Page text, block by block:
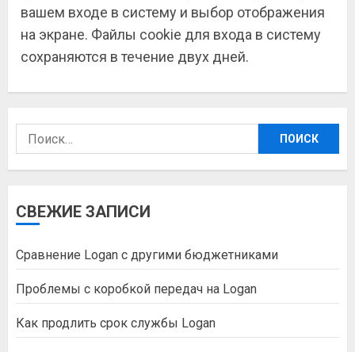
вашем входе в систему и выбор отображения
на экране. Файлы cookie для входа в систему
сохраняются в течение двух дней.
Найти:
СВЕЖИЕ ЗАПИСИ
Сравнение Logan с другими бюджетниками
Проблемы с коробкой передач на Logan
Как продлить срок службы Logan